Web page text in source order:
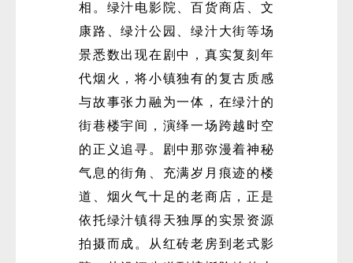
相。绿汁电影院、百货商店、文
康路、绿汁公园、绿汁大街等场
景悉数出现在剧中，真实复刻年
代烟火，将小镇独有的复古质感
与故事张力融为一体，在绿汁的
街巷楼宇间，演绎一场跨越时空
的正义追寻。剧中那弥漫着神秘
气息的街角、充满岁月痕迹的楼
道、烟火气十足的老商店，正是
依托绿汁镇得天独厚的实景资源
拍摄而成。从红砖老房到老式影